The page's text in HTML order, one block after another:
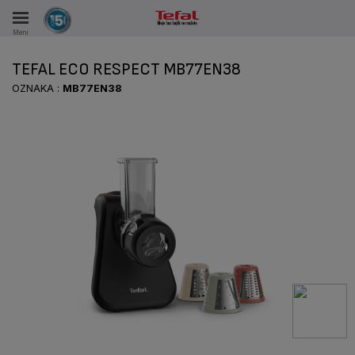
Meni
TOKOM 15 GODINA
TEFAL ECO RESPECT MB77EN38
OZNAKA : MB77EN38